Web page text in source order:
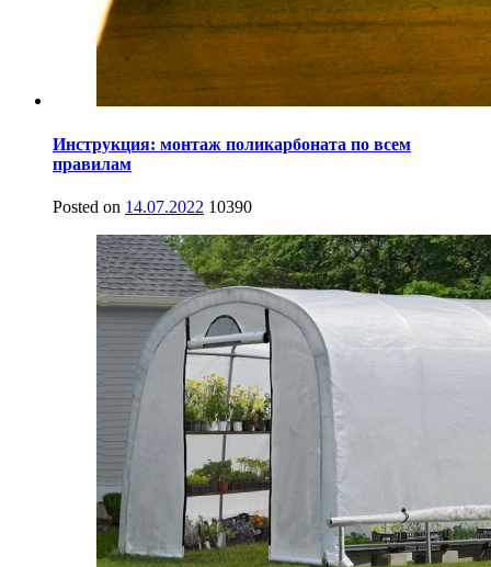
Инструкция: монтаж поликарбоната по всем
правилам
Posted on 14.07.2022 10390